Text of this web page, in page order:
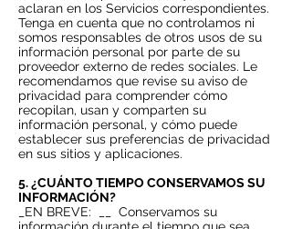
aclaran en los Servicios correspondientes.
Tenga en cuenta que no controlamos ni
somos responsables de otros usos de su
información personal por parte de su
proveedor externo de redes sociales. Le
recomendamos que revise su aviso de
privacidad para comprender cómo
recopilan, usan y comparten su
información personal, y cómo puede
establecer sus preferencias de privacidad
en sus sitios y aplicaciones.
5. ¿CUÁNTO TIEMPO CONSERVAMOS SU
INFORMACIÓN?
_EN BREVE:
Conservamos su